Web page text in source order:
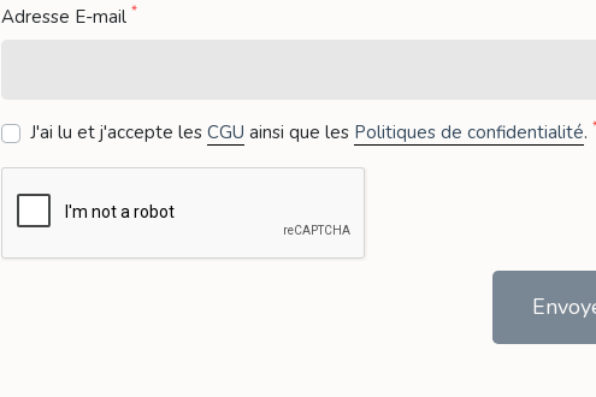
Adresse E-mail *
J'ai lu et j'accepte les CGU ainsi que les Politiques de confidentialité.